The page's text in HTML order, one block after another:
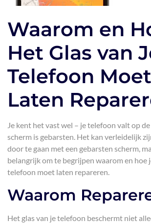
Waarom en
Het Glas van
Telefoon Moet
Laten
Je kent het vast wel – je telefoon valt op
scherm is gebarsten. Het kan verleidelijk
door te gaan met een gebarsten scherm,
belangrijk om te begrijpen waarom en hoe
telefoon moet laten repareren.
Waarom
Het glas van je telefoon beschermt niet